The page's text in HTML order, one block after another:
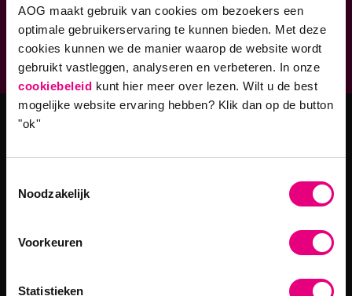
AOG maakt gebruik van cookies om bezoekers een
optimale gebruikerservaring te kunnen bieden. Met deze
cookies kunnen we de manier waarop de website wordt
gebruikt vastleggen, analyseren en verbeteren. In onze
cookiebeleid kunt hier meer over lezen. Wilt u de best
mogelijke website ervaring hebben? Klik dan op de button
"ok''
Noodzakelijk
Voorkeuren
Statistieken
Geaccrediteerde opleidingen
9,0 op klantenvertellen.nl
MBA Innovatie & Leiderschap
Programma's